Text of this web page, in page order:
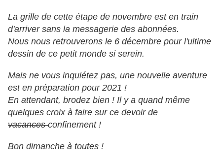
La grille de cette étape de novembre est en train
d'arriver sans la messagerie des abonnées.
Nous nous retrouverons le 6 décembre pour l'ultime
dessin de ce petit monde si serein.
Mais ne vous inquiétez pas, une nouvelle aventure
est en préparation pour 2021 !
En attendant, brodez bien ! Il y a quand même
quelques croix à faire sur ce devoir de
vacancesconfinement !
Bon dimanche à toutes !